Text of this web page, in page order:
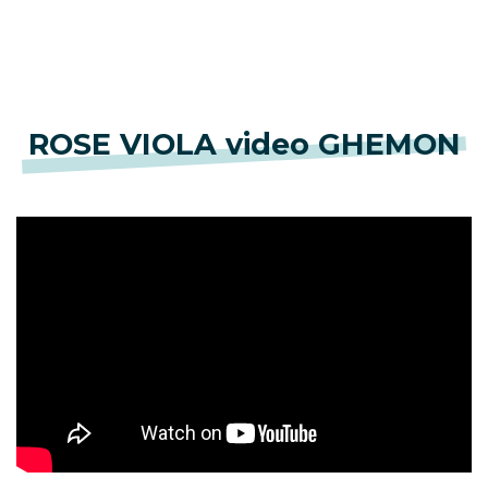
ROSE VIOLA video GHEMON